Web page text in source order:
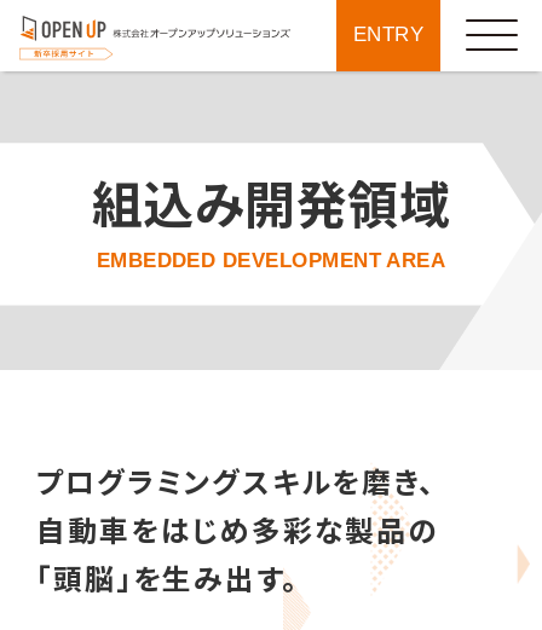
ENTRY
組込み開発領域
EMBEDDED DEVELOPMENT AREA
プログラミングスキルを磨き、
自動車をはじめ多彩な製品の
「頭脳」を生み出す。